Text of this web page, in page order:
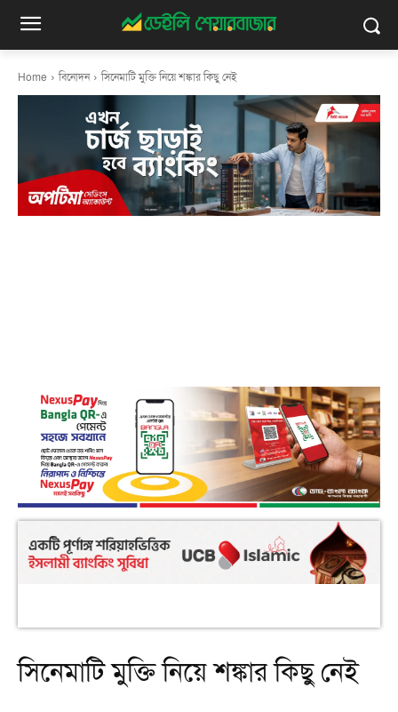
Home বিনোদন সিনেমাটি মুক্তি নিয়ে শঙ্কার কিছু নেই
সিনেমাটি মুক্তি নিয়ে শঙ্কার কিছু নেই